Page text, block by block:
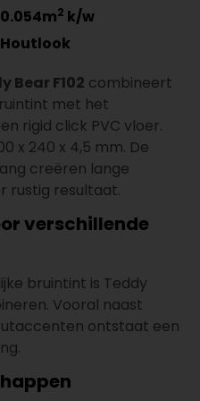
0.054m2 k/w
Houtlook
Bear F102 combineert
met het
rigid click PVC vloer.
x 240 x 4,5 mm. De
creëren lange
rustig resultaat.
verschillende
bruintint is Teddy
Vooral naast
ontstaat een